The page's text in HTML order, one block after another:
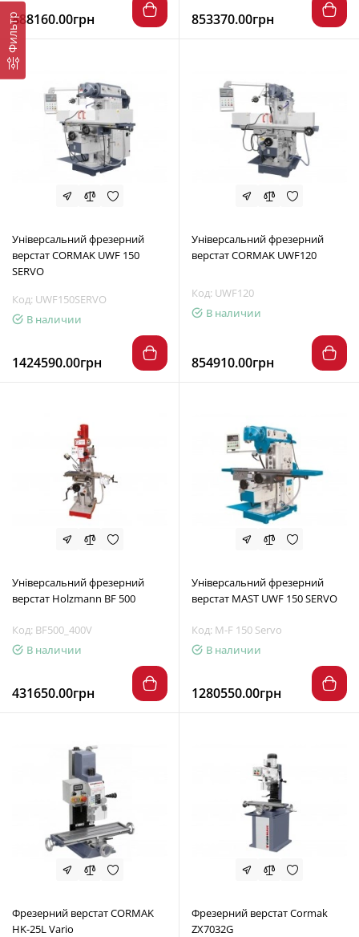
Фильтр
888160.00грн 853370.00грн
Універсальний фрезерний
верстат CORMAK UWF 150
SERVO
Код: UWF150SERVO
В наличии
1424590.00грн
Універсальний фрезерний
верстат CORMAK UWF120
Код: UWF120
В наличии
854910.00грн
Універсальний фрезерний
верстат Holzmann BF 500
Код: BF500_400V
В наличии
431650.00грн
Універсальний фрезерний
верстат MAST UWF 150 SERVO
Код: M-F 150 Servo
В наличии
1280550.00грн
Фрезерний верстат CORMAK
HK-25L Vario
Фрезерний верстат Cormak
ZX7032G